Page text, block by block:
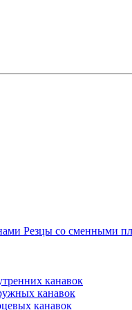
Резцы со сменными
канавок
канавок
канавок